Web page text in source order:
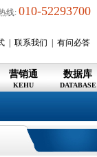
线: 010-52293700
联系我们 有问必答
营销通
KEHU
数据库
DATABASE